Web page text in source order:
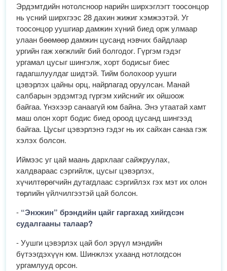
Эрдэмтдийн нотолсноор нарийн ширхэглэгт тоосонцор
нь үсний ширхгээс 28 дахин жижиг хэмжээтэй. Уг
тоосонцор уушгиар дамжин хүний биед орж улмаар
улаан бөөмөөр дамжин цусанд нэвчих байдлаар
ургийн гаж хөгжлийг бий болгодог. Гүргэм гэдэг
ургамал цусыг шингэлж, хорт бодисыг биес
гадагшлуулдаг шидтэй. Тийм болохоор уушги
цэвэрлэх цайны орц, найрлагад оруулсан. Манай
салбарын эрдэмтэд гүргэм хийснийг их ойшоож
байгаа. Үнэхээр санаагүй юм байна. Энэ утаатай хамт
маш олон хорт бодис биед ороод цусанд шингээд
байгаа. Цусыг цэвэрлэнэ гэдэг нь их сайхан санаа гэж
хэлэх болсон.
Иймээс уг цай маань дархлааг сайжруулах,
халдвараас сэргийлж, цусыг цэвэрлэх,
хүчилтөрөгчийн дутагдлаас сэргийлэх гэх мэт их олон
төрлийн үйлчилгээтэй цай болсон.
- “Энхжин” брэндийн цайг гаргахад хийгдсэн
судалгааны талаар?
- Уушги цэвэрлэх цай бол эрүүл мэндийн
бүтээгдэхүүн юм. Шинжлэх ухаанд нотлогдсон
ургамлууд орсон.